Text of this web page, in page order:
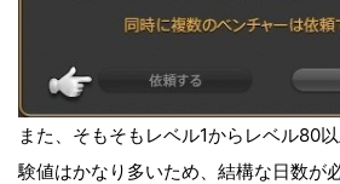
また、そもそもレベル1からレベル80
験値はかなり多いため、結構な日数が